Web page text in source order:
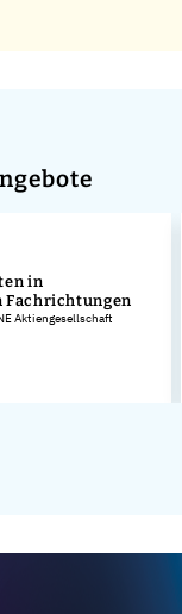
in
Fachrichtungen
Aktiengesellschaft